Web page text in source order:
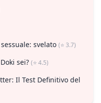
svelato (⭐ 3.7)
sei? (⭐ 4.5)
Il Test Definitivo del